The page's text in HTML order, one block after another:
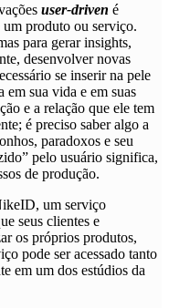
user-driven é
um produto ou serviço.
para gerar insights,
desenvolver novas
se inserir na pele
sua vida e em suas
e a relação que ele tem
é preciso saber algo a
paradoxos e seu
pelo usuário significa,
de produção.
um serviço
seus clientes e
os próprios produtos,
pode ser acessado tanto
em um dos estúdios da